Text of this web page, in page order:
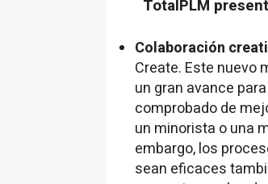
TotalPLM
Colaboración
Create. Este nuevo
un gran avance
comprobado de
un minorista o una
embargo, los
sean eficaces